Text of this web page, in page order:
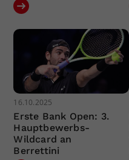
16.10.2025
Erste Bank Open: 3.
Hauptbewerbs-
Wildcard an
Berrettini